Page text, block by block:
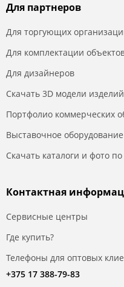
Для партнеров
Для торгующих
Для комплектации
Для дизайнеров
Скачать 3D модели изделий
Портфолио коммерческих
Выставочное
Скачать каталоги и фото
Контактная
Сервисные центры
Где купить?
Телефоны для оптовых
+375 17 388-79-83